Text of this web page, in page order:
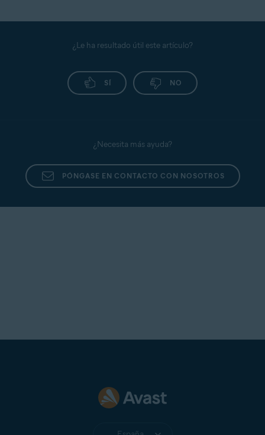
¿Le ha resultado útil este artículo?
SÍ NO
¿Necesita más ayuda?
PÓNGASE EN CONTACTO CON NOSOTROS